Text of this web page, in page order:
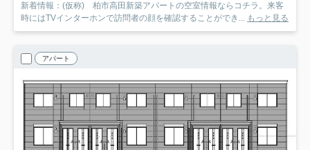
新着情報：(仮称) 柏市高田新築アパートの空室情報ならコチラ。来客
時にはTVインターホンで訪問者の顔を確認することができ... もっと見る
アパート